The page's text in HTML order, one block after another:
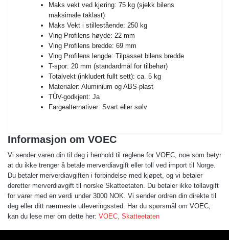
Maks vekt ved kjøring: 75 kg (sjekk bilens
maksimale taklast)
Maks Vekt i stillestående: 250 kg
Ving Profilens høyde: 22 mm
Ving Profilens bredde: 69 mm
Ving Profilens lengde: Tilpasset bilens bredde
T-spor: 20 mm (standardmål for tilbehør)
Totalvekt (inkludert fullt sett): ca. 5 kg
Materialer: Aluminium og ABS-plast
TÜV-godkjent: Ja
Fargealternativer: Svart eller sølv
Informasjon om VOEC
Vi sender varen din til deg i henhold til reglene for VOEC, noe som betyr
at du ikke trenger å betale merverdiavgift eller toll ved import til Norge.
Du betaler merverdiavgiften i forbindelse med kjøpet, og vi betaler
deretter merverdiavgift til norske Skatteetaten. Du betaler ikke tollavgift
for varer med en verdi under 3000 NOK. Vi sender ordren din direkte til
deg eller ditt nærmeste utleveringssted. Har du spørsmål om VOEC,
kan du lese mer om dette her: VOEC, Skatteetaten